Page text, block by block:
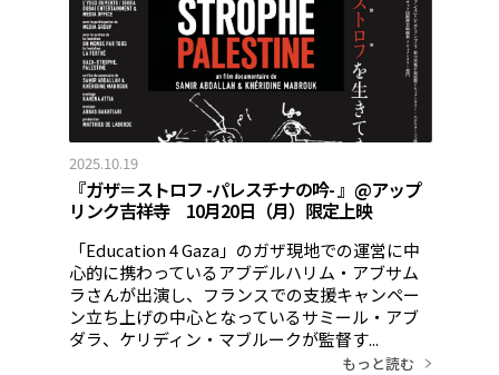
2025.10.19
『ガザ＝ストロフ -パレスチナの吟- 』@アップ
リンク吉祥寺 10月20日（月）限定上映
「Education 4 Gaza」のガザ現地での運営に中
心的に携わっているアブデルハリム・アブサム
ラさんが出演し、フランスでの支援キャンペー
ン立ち上げの中心となっているサミール・アブ
ダラ、ケリディン・マブルークが監督す...
もっと読む